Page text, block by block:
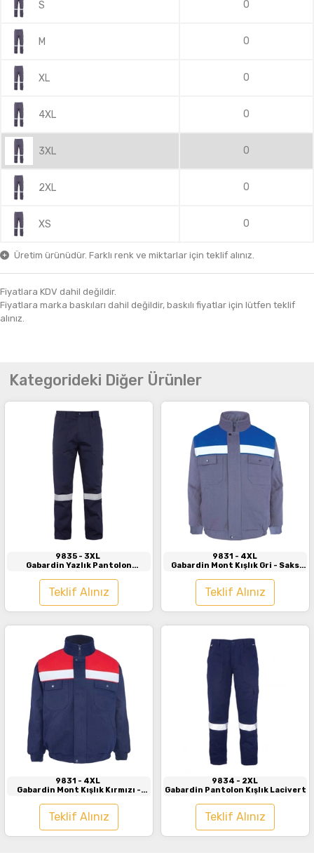
S 0
M 0
XL 0
4XL 0
3XL 0
2XL 0
XS 0
Üretim ürünüdür. Farklı renk ve miktarlar için teklif alınız.
Fiyatlara KDV dahil değildir.
Fiyatlara marka baskıları dahil değildir, baskılı fiyatlar için lütfen teklif
alınız.
Kategorideki Diğer Ürünler
İncele
9835 - 3XL
Gabardin Yazlık Pantolon
Teklif Alınız
9831 - 4XL
Gabardin Mont Kışlık Gri - Saks
Teklif Alınız
9831 - 4XL
Gabardin Mont Kışlık Kırmızı -
Lacivert
Teklif Alınız
İncele
9834 - 2XL
Gabardin Pantolon Kışlık Lacivert
Teklif Alınız